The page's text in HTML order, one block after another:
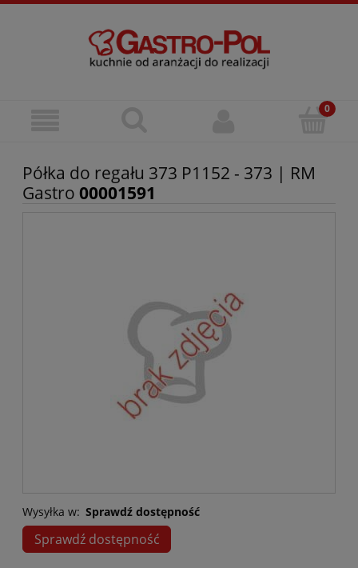
Półka do regału 373 P1152 - 373 | RM
Gastro 00001591
Wysyłka w: Sprawdź dostępność
Sprawdź dostępność